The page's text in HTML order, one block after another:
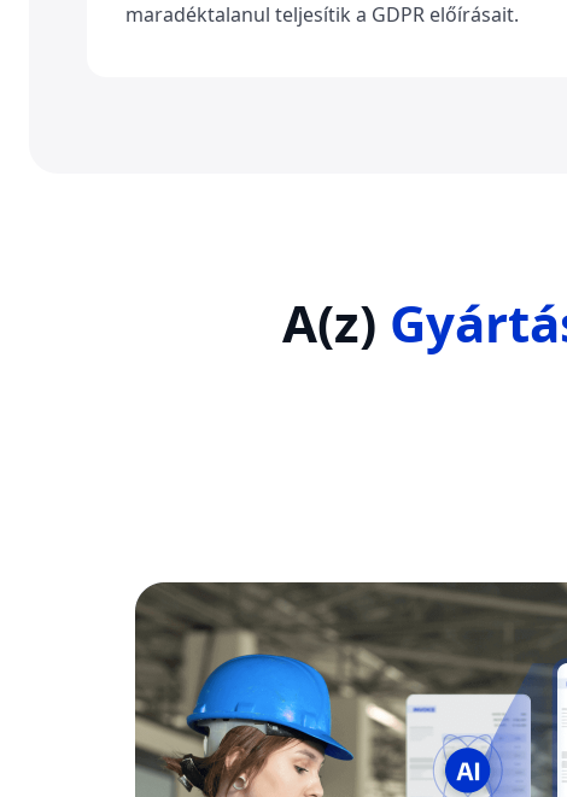
maradéktalanul teljesítik a GDPR előírásait.
A(z)